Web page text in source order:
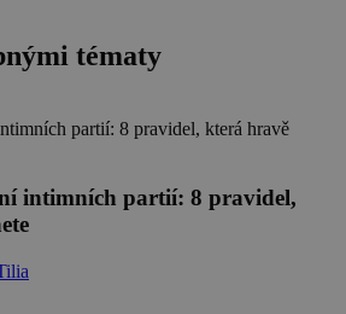
tématy
intimních partií: 8 pravidel,